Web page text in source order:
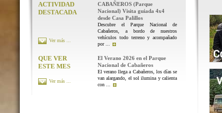
ACTIVIDAD
DESTACADA
CABAÑEROS (Parque
Nacional) Visita guiada 4x4
desde Casa Palillos
Descubre el Parque Nacional de
Cabañeros, a bordo de nuestros
vehículos todo terreno y acompañado
por ...
Ver más ...
QUE VER
ESTE MES
El Verano 2026 en el Parque
Nacional de Cabañeros
El verano llega a Cabañeros, los días se
van alargando, el sol ilumina y calienta
con ...
Ver más ...